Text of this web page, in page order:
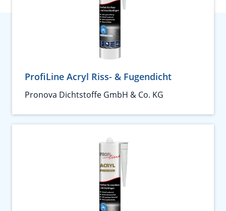
ProfiLine Acryl Riss- & Fugendicht
Pronova Dichtstoffe GmbH & Co. KG